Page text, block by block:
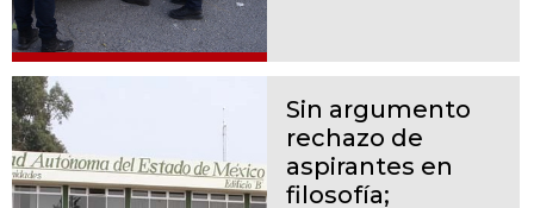
Sin argumento
rechazo de
aspirantes en
filosofía;